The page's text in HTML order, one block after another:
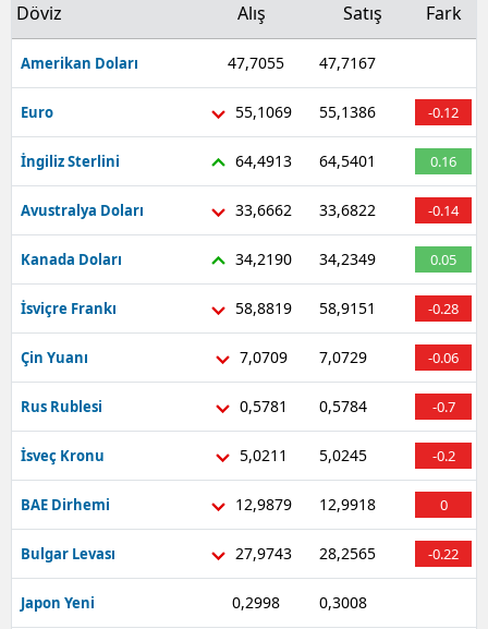
Kocaeli
Konya
Malatya
Manisa
Kahramanmaraş
Mardin
Muğla
Muş
Niğde
Ordu
Rize
Döviz Alış Satış Fark
Amerikan Doları 47,7055 47,7167
Euro 55,1069 55,1386 -0.12
İngiliz Sterlini 64,4913 64,5401 0.16
Avustralya Doları 33,6662 33,6822 -0.14
Kanada Doları 34,2190 34,2349 0.05
İsviçre Frankı 58,8819 58,9151 -0.28
Çin Yuanı 7,0709 7,0729 -0.06
Rus Rublesi 0,5781 0,5784 -0.7
İsveç Kronu 5,0211 5,0245 -0.2
BAE Dirhemi 12,9879 12,9918 0
Bulgar Levası 27,9743 28,2565 -0.22
Japon Yeni 0,2998 0,3008